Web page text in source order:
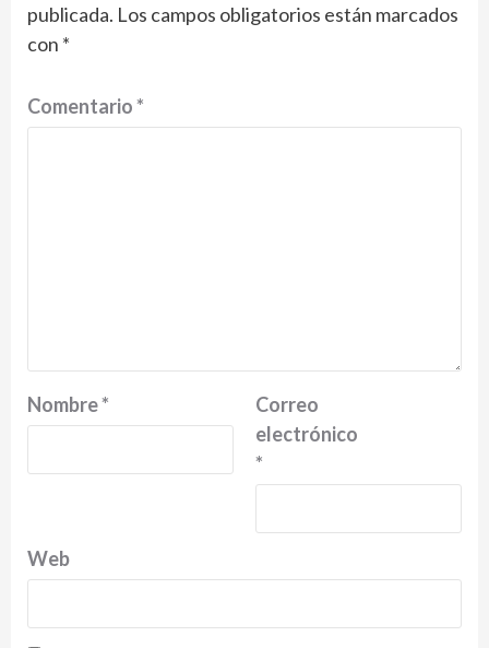
publicada. Los campos obligatorios están marcados
con *
Comentario*
Nombre*
Correo
electrónico
*
Web